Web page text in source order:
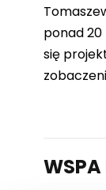
ponad
się